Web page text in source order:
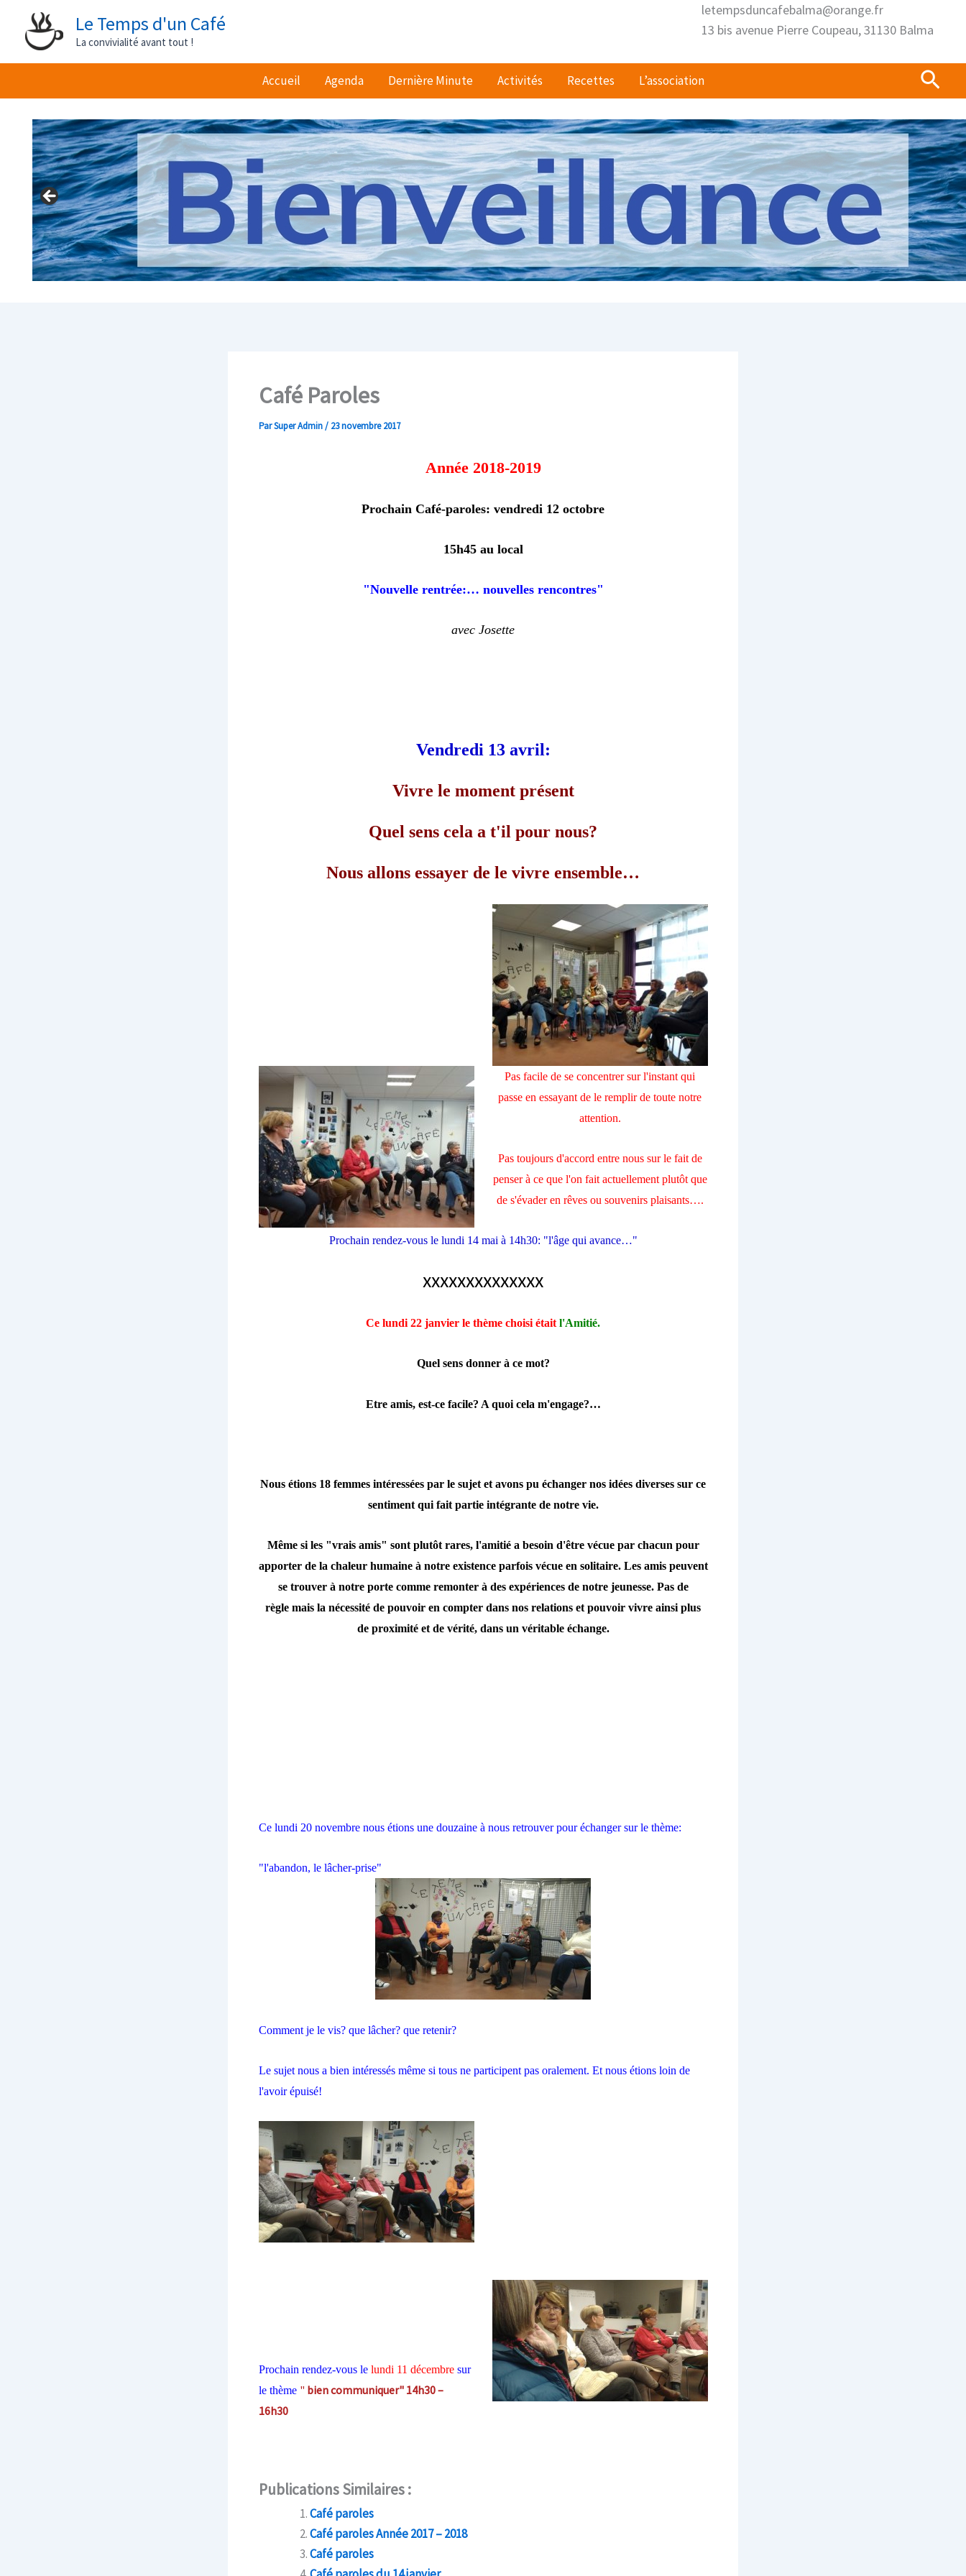
contenu
Le Temps d'un Café
La convivialité avant tout !
letempsduncafebalma@orange.fr
13 bis avenue Pierre Coupeau, 31130 Balma
Accueil Agenda Dernière Minute Activités Recettes L’association
Café Paroles
ParSuper Admin/ 23 novembre 2017
Année 2018-2019
Prochain Café-paroles: vendredi 12 octobre
15h45 au local
"Nouvelle rentrée:… nouvelles rencontres"
avec Josette
Vendredi 13 avril:
Vivre le moment présent
Quel sens cela a t'il pour nous?
Nous allons essayer de le vivre ensemble…
Pas facile de se concentrer sur l'instant qui
passe en essayant de le remplir de toute notre
attention.
Pas toujours d'accord entre nous sur le fait de
penser à ce que l'on fait actuellement plutôt que
de s'évader en rêves ou souvenirs plaisants….
Prochain rendez-vous le lundi 14 mai à 14h30: "l'âge qui avance…"
xxxxxxxxxxxxxx
Ce lundi 22 janvier le thème choisi était l'Amitié.
Quel sens donner à ce mot?
Etre amis, est-ce facile? A quoi cela m'engage?…
Nous étions 18 femmes intéressées par le sujet et avons pu échanger nos idées diverses sur ce
sentiment qui fait partie intégrante de notre vie.
Même si les "vrais amis" sont plutôt rares, l'amitié a besoin d'être vécue par chacun pour
apporter de la chaleur humaine à notre existence parfois vécue en solitaire. Les amis peuvent
se trouver à notre porte comme remonter à des expériences de notre jeunesse. Pas de
règle mais la nécessité de pouvoir en compter dans nos relations et pouvoir vivre ainsi plus
de proximité et de vérité, dans un véritable échange.
Ce lundi 20 novembre nous étions une douzaine à nous retrouver pour échanger sur le thème:
"l'abandon, le lâcher-prise"
Comment je le vis? que lâcher? que retenir?
Le sujet nous a bien intéressés même si tous ne participent pas oralement. Et nous étions loin de
l'avoir épuisé!
Prochain rendez-vous lelundi 11 décembre sur
le thème " bien communiquer" 14h30 –
16h30
Publications Similaires :
Café paroles
Café paroles Année 2017 – 2018
Café paroles